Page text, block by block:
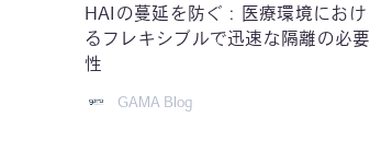
HAIの蔓延を防ぐ：医療環境におけ
るフレキシブルで迅速な隔離の必要
性
GAMA Blog